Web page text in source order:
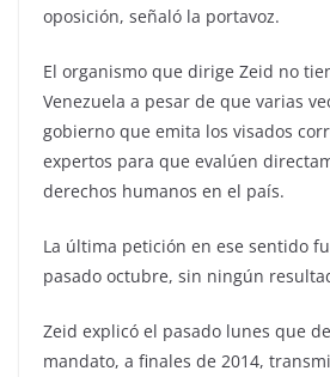
oposición, señaló la portavoz.
El organismo que dirige Zeid no
Venezuela a pesar de que varias
gobierno que emita los visados
expertos para que evalúen
derechos humanos en el país.
La última petición en ese sentido
pasado octubre, sin ningún
Zeid explicó el pasado lunes que
mandato, a finales de 2014,